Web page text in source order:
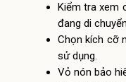
Kiểm tra xem
đang di
Chọn kích cỡ
sử dụng.
Vỏ nón bảo